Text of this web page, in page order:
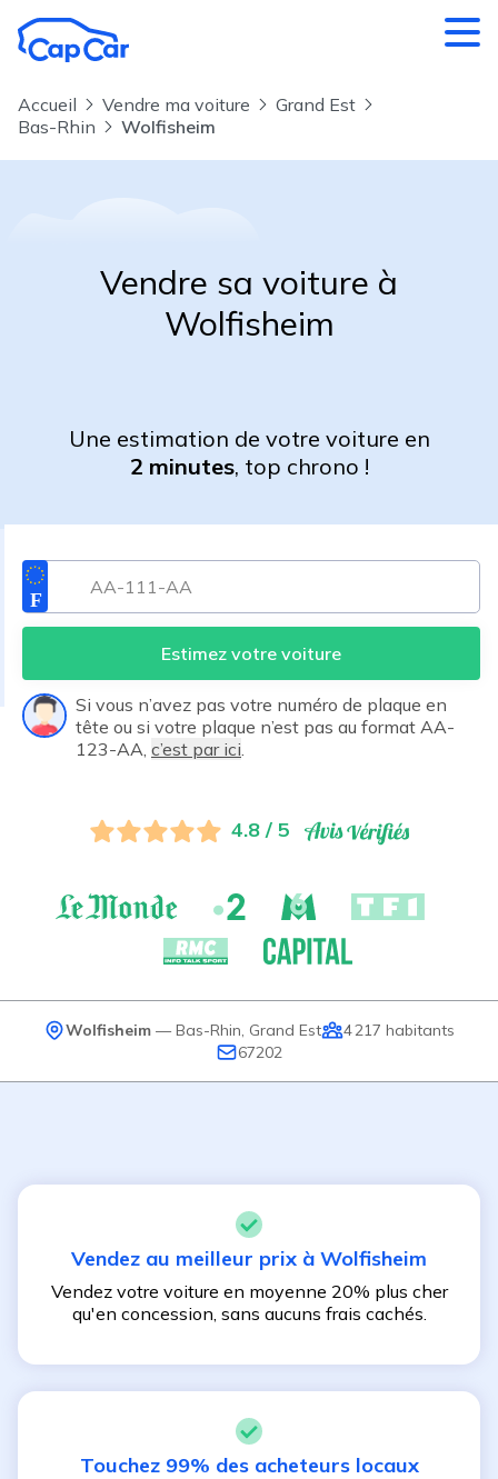
Accueil Vendre ma voiture
Grand Est
Bas-Rhin
Wolfisheim
Vendre sa voiture à
Wolfisheim
Une estimation de votre voiture en
2 minutes, top chrono !
Estimez votre voiture
Si vous n’avez pas votre numéro de plaque en
tête ou si votre plaque n’est pas au format AA-
123-AA, c’est par ici
4.8 / 5
Wolfisheim — Bas-Rhin Grand Est 4 217 habitants
67202
Vendez au meilleur prix à Wolfisheim
Vendez votre voiture en moyenne 20% plus cher
qu'en concession, sans aucuns frais cachés.
Touchez 99% des acheteurs locaux